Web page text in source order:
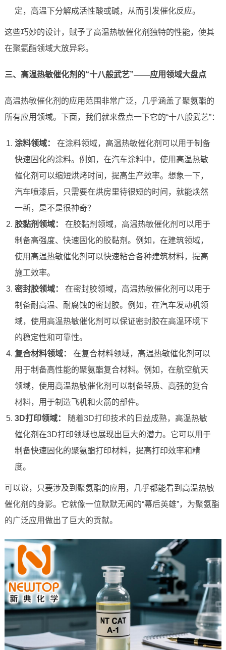
定，高温下分解成活性酸或碱，从而引发催化反应。
这些巧妙的设计，赋予了高温热敏催化剂独特的性能，使其
在聚氨酯领域大放异彩。
三、高温热敏催化剂的“十八般武艺”——应用领域大盘点
高温热敏催化剂的应用范围非常广泛，几乎涵盖了聚氨酯的
所有应用领域。下面，我们就来盘点一下它的“十八般武艺”：
涂料领域：
在涂料领域，高温热敏催化剂可以用于制备
快速固化的涂料。例如，在汽车涂料中，使用高温热敏
催化剂可以缩短烘烤时间，提高生产效率。想象一下，
汽车喷漆后，只需要在烘房里待很短的时间，就能焕然
一新，是不是很神奇？
胶黏剂领域：
在胶黏剂领域，高温热敏催化剂可以用于
制备高强度、快速固化的胶黏剂。例如，在建筑领域，
使用高温热敏催化剂可以快速粘合各种建筑材料，提高
施工效率。
密封胶领域：
在密封胶领域，高温热敏催化剂可以用于
制备耐高温、耐腐蚀的密封胶。例如，在汽车发动机领
域，使用高温热敏催化剂可以保证密封胶在高温环境下
的稳定性和可靠性。
复合材料领域：
在复合材料领域，高温热敏催化剂可以
用于制备高性能的聚氨酯复合材料。例如，在航空航天
领域，使用高温热敏催化剂可以制备轻质、高强的复合
材料，用于制造飞机和火箭的部件。
3D打印领域：
随着3D打印技术的日益成熟，高温热敏
催化剂在3D打印领域也展现出巨大的潜力。它可以用于
制备快速固化的聚氨酯打印材料，提高打印效率和精
度。
可以说，只要涉及到聚氨酯的应用，几乎都能看到高温热敏
催化剂的身影。它就像一位默默无闻的“幕后英雄”，为聚氨酯
的广泛应用做出了巨大的贡献。